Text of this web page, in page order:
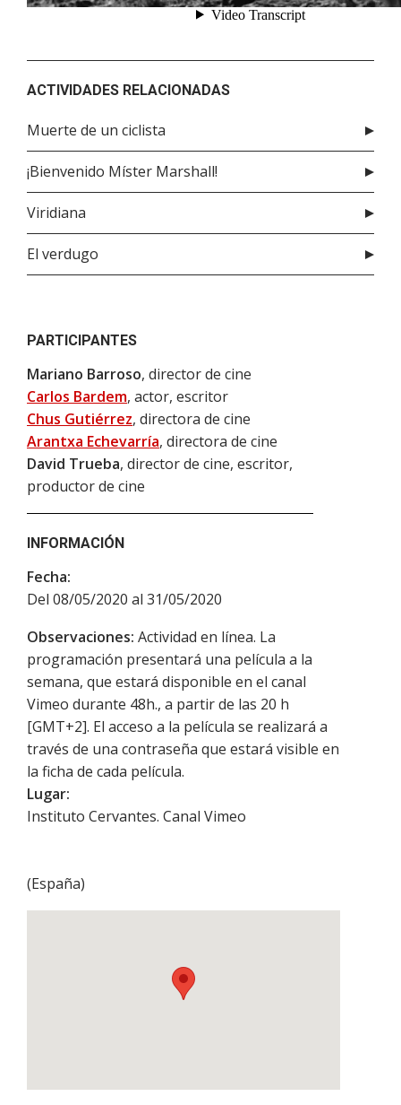
ACTIVIDADES RELACIONADAS
Muerte de un ciclista
¡Bienvenido Míster Marshall!
Viridiana
El verdugo
PARTICIPANTES
Mariano Barroso, director de cine
Carlos Bardem, actor, escritor
Chus Gutiérrez, directora de cine
Arantxa Echevarría, directora de cine
David Trueba, director de cine, escritor,
productor de cine
INFORMACIÓN
Fecha:
Del 08/05/2020 al 31/05/2020
Observaciones: Actividad en línea. La
programación presentará una película a la
semana, que estará disponible en el canal
Vimeo durante 48h., a partir de las 20 h
[GMT+2]. El acceso a la película se realizará a
través de una contraseña que estará visible en
la ficha de cada película.
Lugar:
Instituto Cervantes. Canal Vimeo
(España)